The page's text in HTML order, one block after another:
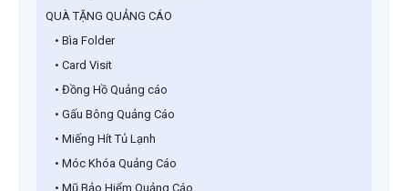
QUÀ TẶNG QUẢNG CÁO
• Bìa Folder
• Card Visit
• Đồng Hồ Quảng cáo
• Gấu Bông Quảng Cáo
• Miếng Hít Tủ Lạnh
• Móc Khóa Quảng Cáo
• Mũ Bảo Hiểm Quảng Cáo